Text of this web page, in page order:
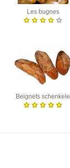
Les bugnes
Beignets schenkele